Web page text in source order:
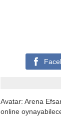
Avatar: Arena
online